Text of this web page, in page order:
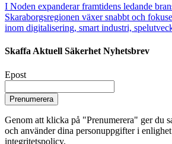
I Noden expanderar framtidens ledande
Skaraborgsregionen växer snabbt och
inom digitalisering, smart industri,
Skaffa Aktuell Säkerhet Nyhetsbrev
Epost
Prenumerera
Genom att klicka på "Prenumerera" ger du
och använder dina personuppgifter i
integritetspolicy.